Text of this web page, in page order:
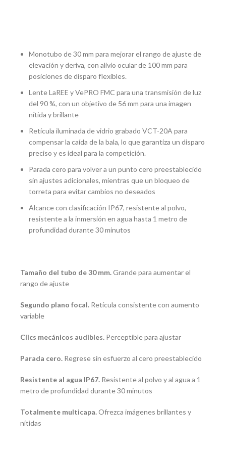
Monotubo de 30 mm para mejorar el rango de ajuste de
elevación y deriva, con alivio ocular de 100 mm para
posiciones de disparo flexibles.
Lente LaREE y VePRO FMC para una transmisión de luz
del 90 %, con un objetivo de 56 mm para una imagen
nítida y brillante
Retícula iluminada de vidrio grabado VCT-20A para
compensar la caída de la bala, lo que garantiza un disparo
preciso y es ideal para la competición.
Parada cero para volver a un punto cero preestablecido
sin ajustes adicionales, mientras que un bloqueo de
torreta para evitar cambios no deseados
Alcance con clasificación IP67, resistente al polvo,
resistente a la inmersión en agua hasta 1 metro de
profundidad durante 30 minutos
Tamaño del tubo de 30 mm.Grande para aumentar el
rango de ajuste
Segundo plano focal. Retícula consistente con aumento
variable
Clics mecánicos audibles. Perceptible para ajustar
Parada cero. Regrese sin esfuerzo al cero preestablecido
Resistente al agua IP67. Resistente al polvo y al agua a 1
metro de profundidad durante 30 minutos
Totalmente multicapa.Ofrezca imágenes brillantes y
nítidas